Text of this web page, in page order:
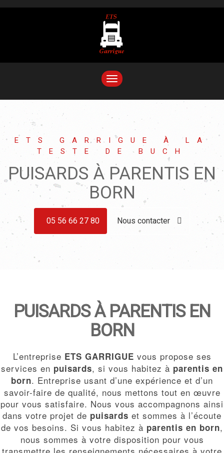
TOGGLE
NAVIGATION
ETS GARRIGUE À LA
TESTE DE BUCH
PUISARDS À PARENTIS EN
BORN
05 56 66 27 80 Nous contacter
PUISARDS À PARENTIS EN
BORN
L’entreprise ETS GARRIGUE vous propose ses
services en puisards, si vous habitez à parentis en
born. Entreprise usant d’une expérience et d’un
savoir-faire de qualité, nous mettons tout en œuvre
pour vous satisfaire. Nous vous accompagnons ainsi
dans votre projet de puisards et sommes à l’écoute
de vos besoins. Si vous habitez à parentis en born,
nous sommes à votre disposition pour vous